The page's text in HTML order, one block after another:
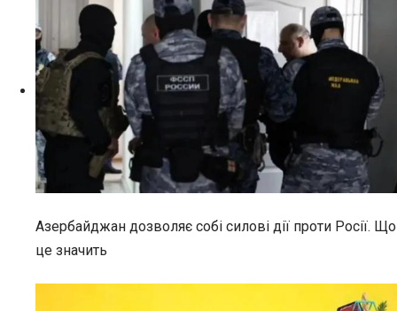
Азербайджан дозволяє собі силові дії проти Росії. Що
це значить